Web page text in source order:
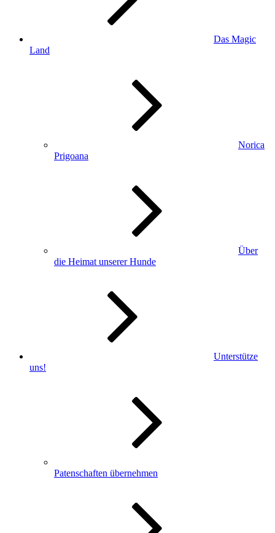
Das Magic
Land
Norica
Prigoana
Über
die Heimat unserer Hunde
Unterstütze
uns!
Patenschaften übernehmen